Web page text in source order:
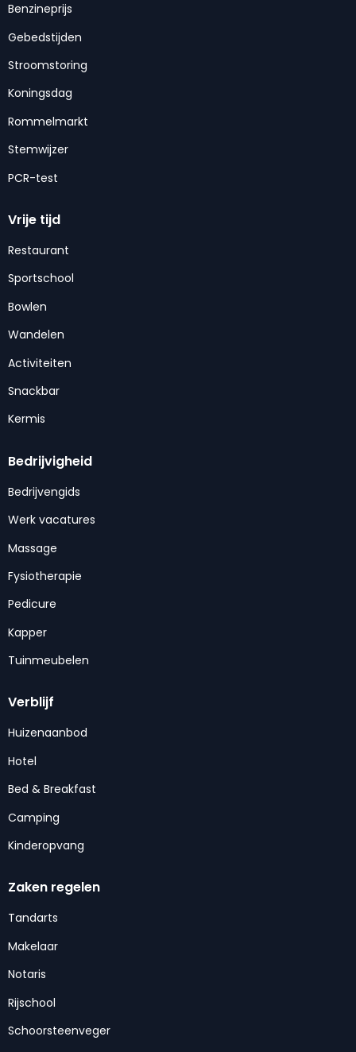
Benzineprijs
Gebedstijden
Stroomstoring
Koningsdag
Rommelmarkt
Stemwijzer
PCR-test
Vrije tijd
Restaurant
Sportschool
Bowlen
Wandelen
Activiteiten
Snackbar
Kermis
Bedrijvigheid
Bedrijvengids
Werk vacatures
Massage
Fysiotherapie
Pedicure
Kapper
Tuinmeubelen
Verblijf
Huizenaanbod
Hotel
Bed & Breakfast
Camping
Kinderopvang
Zaken regelen
Tandarts
Makelaar
Notaris
Rijschool
Schoorsteenveger